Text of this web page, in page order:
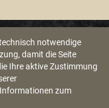
notwendige
damit die Seite
Ihre aktive Zustimmung
zum